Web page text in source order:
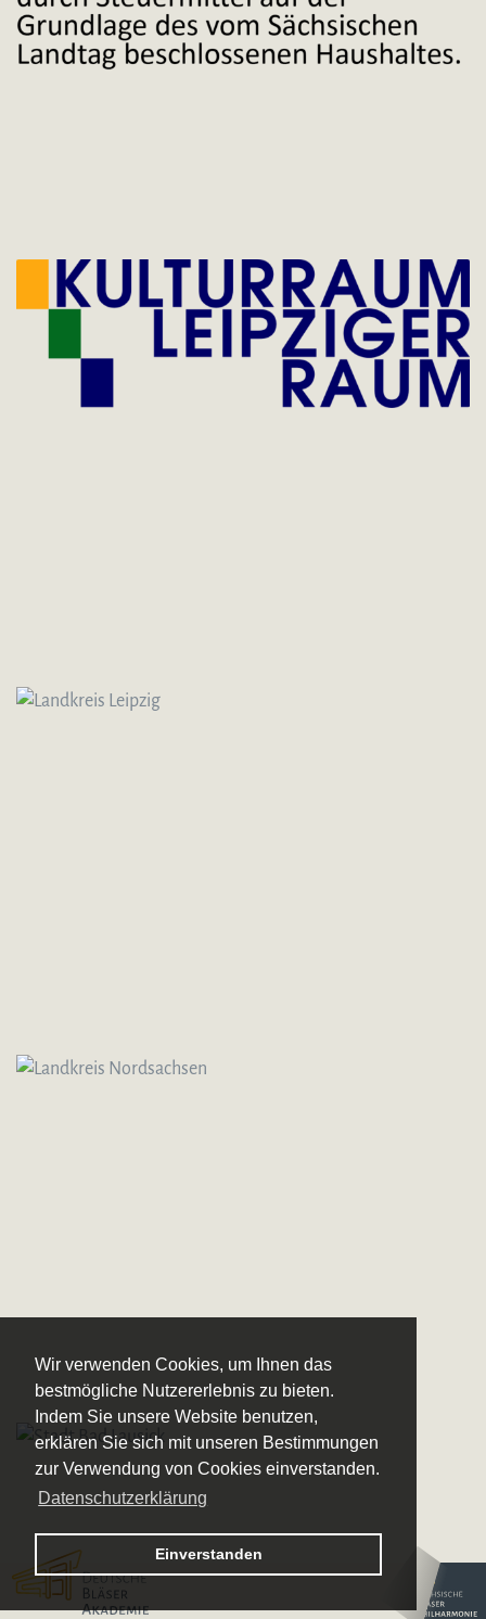
Wir verwenden Cookies, um Ihnen das
bestmögliche Nutzererlebnis zu bieten.
Indem Sie unsere Website benutzen,
erklären Sie sich mit unseren Bestimmungen
zur Verwendung von Cookies einverstanden.
Datenschutzerklärung
Einverstanden
Logo – Deutsche Bläserakademie
Logo –